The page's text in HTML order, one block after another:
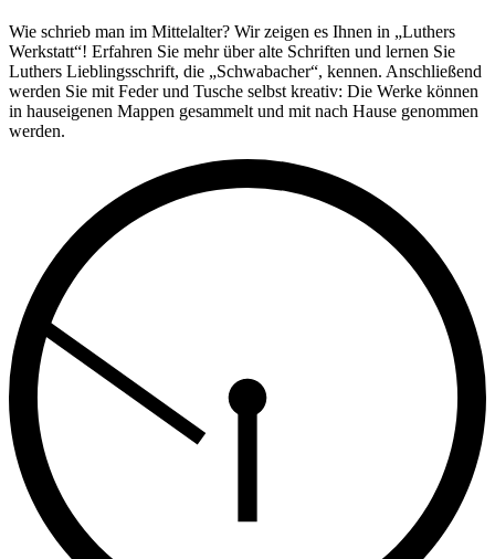
Wie schrieb man im Mittelalter? Wir zeigen es Ihnen in „Luthers
Werkstatt“! Erfahren Sie mehr über alte Schriften und lernen Sie
Luthers Lieblingsschrift, die „Schwabacher“, kennen. Anschließend
werden Sie mit Feder und Tusche selbst kreativ: Die Werke können
in hauseigenen Mappen gesammelt und mit nach Hause genommen
werden.